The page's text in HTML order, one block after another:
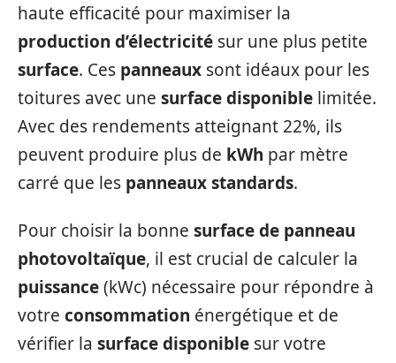
haute efficacité pour maximiser la
production d’électricité sur une plus petite
surface. Ces panneaux sont idéaux pour les
toitures avec une surface disponible limitée.
Avec des rendements atteignant 22%, ils
peuvent produire plus de kWh par mètre
carré que les panneaux standards.
Pour choisir la bonne surface de panneau
photovoltaïque, il est crucial de calculer la
puissance(kWc) nécessaire pour répondre à
votre consommation énergétique et de
vérifier la surface disponible sur votre